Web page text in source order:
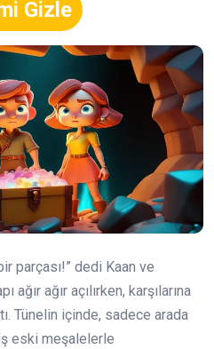
Gizle
parçası!” dedi Kaan ve
ağır ağır açılırken, karşılarına
Tünelin içinde, sadece arada
eski meşalelerle